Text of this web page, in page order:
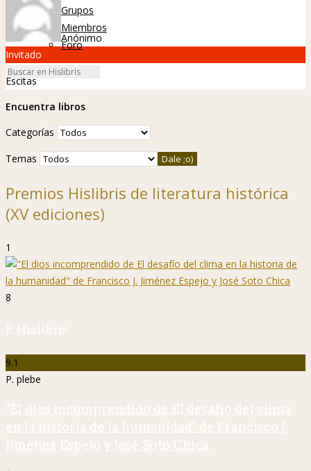
Grupos
Miembros
Foro
Anónimo
Invitado
Escitas
Encuentra libros
Categorías
Temas
Premios Hislibris de literatura histórica
(XV ediciones)
1
8
P. Hislibris
9.1
P. plebe
"El dios incomprendido de El desafío del clima
en la historia de la humanidad" de Francisco J.
Jiménez Espejo y José Soto Chica